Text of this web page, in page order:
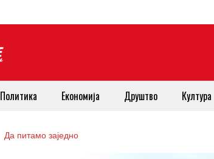
Политика Економија Друштво Култура
Да питамо заједно